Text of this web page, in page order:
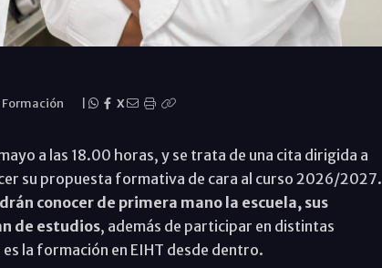
Formación X
a las 18.00 horas, y se trata de una cita dirigida a
su propuesta formativa de cara al curso 2026/2027.
conocer de primera mano la escuela, sus
de estudios, además de participar en distintas
la formación en EIHT desde dentro.